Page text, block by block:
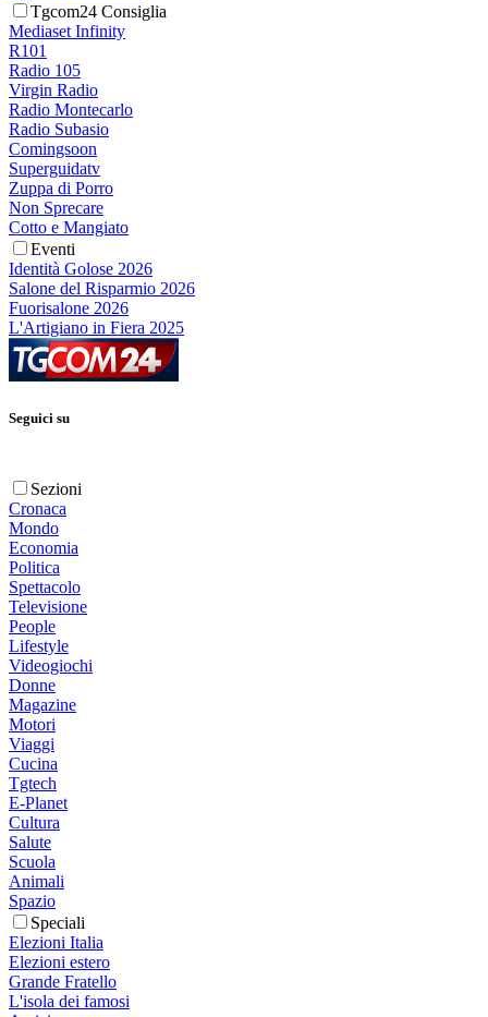
Tgcom24 Consiglia
Mediaset Infinity
R101
Radio 105
Virgin Radio
Radio Montecarlo
Radio Subasio
Comingsoon
Superguidatv
Zuppa di Porro
Non Sprecare
Cotto e Mangiato
Eventi
Identità Golose 2026
Salone del Risparmio 2026
Fuorisalone 2026
L'Artigiano in Fiera 2025
Seguici su
Sezioni
Cronaca
Mondo
Economia
Politica
Spettacolo
Televisione
People
Lifestyle
Videogiochi
Donne
Magazine
Motori
Viaggi
Cucina
Tgtech
E-Planet
Cultura
Salute
Scuola
Animali
Spazio
Speciali
Elezioni Italia
Elezioni estero
Grande Fratello
L'isola dei famosi